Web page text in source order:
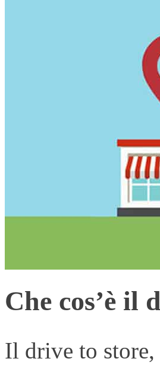
Che cos’è il
Il drive to store,